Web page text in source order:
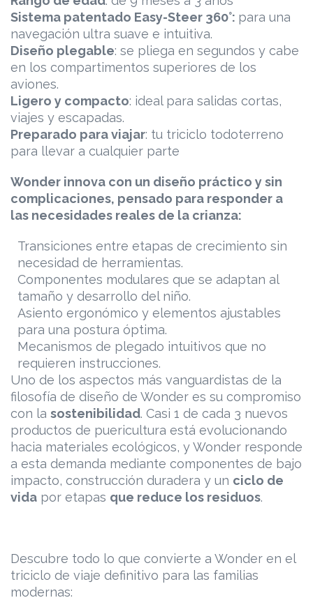
Sistema patentado Easy-Steer 360°: para una
navegación ultra suave e intuitiva.
Diseño plegable: se pliega en segundos y cabe
en los compartimentos superiores de los
aviones.
Ligero y compacto: ideal para salidas cortas,
viajes y escapadas.
Preparado para viajar: tu triciclo todoterreno
para llevar a cualquier parte
Wonder innova con un diseño práctico y sin
complicaciones, pensado para responder a
las necesidades reales de la crianza:
Transiciones entre etapas de crecimiento sin
necesidad de herramientas.
Componentes modulares que se adaptan al
tamaño y desarrollo del niño.
Asiento ergonómico y elementos ajustables
para una postura óptima.
Mecanismos de plegado intuitivos que no
requieren instrucciones.
Uno de los aspectos más vanguardistas de la
filosofía de diseño de Wonder es su compromiso
con la sostenibilidad. Casi 1 de cada 3 nuevos
productos de puericultura está evolucionando
hacia materiales ecológicos, y Wonder responde
a esta demanda mediante componentes de bajo
impacto, construcción duradera y un ciclo de
vida por etapas que reduce los residuos.
Descubre todo lo que convierte a Wonder en el
triciclo de viaje definitivo para las familias
modernas: